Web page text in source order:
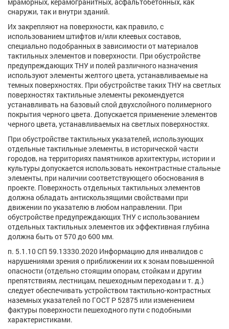
снаружи, так и внутри зданий.
Их закрепляют на поверхности, как правило, с
использованием штифтов и/или клеевых составов,
специально подобранных в зависимости от материалов
тактильных элементов и поверхности. При обустройстве
предупреждающих ТНУ и полей различного назначения
используют элементы желтого цвета, устанавливаемые на
темных поверхностях. При обустройстве таких ТНУ на светлых
поверхностях тактильные элементы рекомендуется
устанавливать на базовый слой двухслойного полимерного
покрытия черного цвета. Допускается применение элементов
черного цвета, устанавливаемых на светлых поверхностях.
При обустройстве тактильных указателей, использующих
отдельные тактильные элементы, в исторической части
городов, на территориях памятников архитектуры, истории и
культуры допускается использовать неконтрастные стальные
элементы, при наличии соответствующего обоснования в
проекте. Поверхность отдельных тактильных элементов
должна обладать антискользящими свойствами при
движении по указателю в любом направлении. При
обустройстве предупреждающих ТНУ с использованием
отдельных тактильных элементов их эффективная глубина
должна быть от 570 до 600 мм.
п. 5.1.10 СП 59.13330.2020 Информацию для инвалидов с
нарушениями зрения о приближении их к зонам повышенной
опасности (отдельно стоящим опорам, стойкам и другим
препятствиям, лестницам, пешеходным переходам и т. д.)
следует обеспечивать устройством тактильно-контрастных
наземных указателей по ГОСТ Р 52875 или изменением
фактуры поверхности пешеходного пути с подобными
характеристиками.